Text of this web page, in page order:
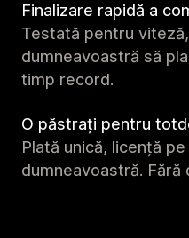
Finalizare rapidă a
Testată pentru
dumneavoastră să
timp record.
O păstrați pentru
Plată unică, licență
dumneavoastră. Fără